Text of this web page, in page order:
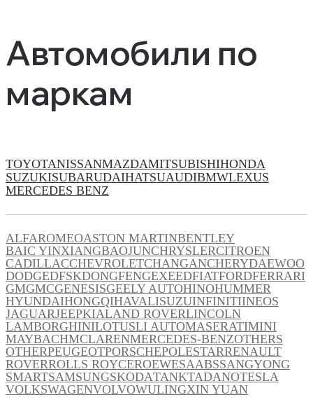
Автомобили по
маркам
TOYOTANISSANMAZDAMITSUBISHIHONDA
SUZUKISUBARUDAIHATSUAUDIBMWLEXUS
MERCEDES BENZ
ALFAROMEOASTON MARTINBENTLEY
BAIC YINXIANGBAOJUNCHRYSLERCITROEN
CADILLACCHEVROLETCHANGANCHERYDAEWOO
DODGEDFSKDONGFENGEXEEDFIATFORDFERRARI
GMGMCGENESISGEELY AUTOHINOHUMMER
HYUNDAIHONGQIHAVALISUZUINFINITIINEOS
JAGUARJEEPKIALAND ROVERLINCOLN
LAMBORGHINILOTUSLI AUTOMASERATIMINI
MAYBACHMCLARENMERCEDES-BENZOTHERS
OTHERPEUGEOTPORSCHEPOLESTARRENAULT
ROVERROLLS ROYCEROEWESAABSSANGYONG
SMARTSAMSUNGSKODATANKTADANOTESLA
VOLKSWAGENVOLVOWULINGXIN YUAN